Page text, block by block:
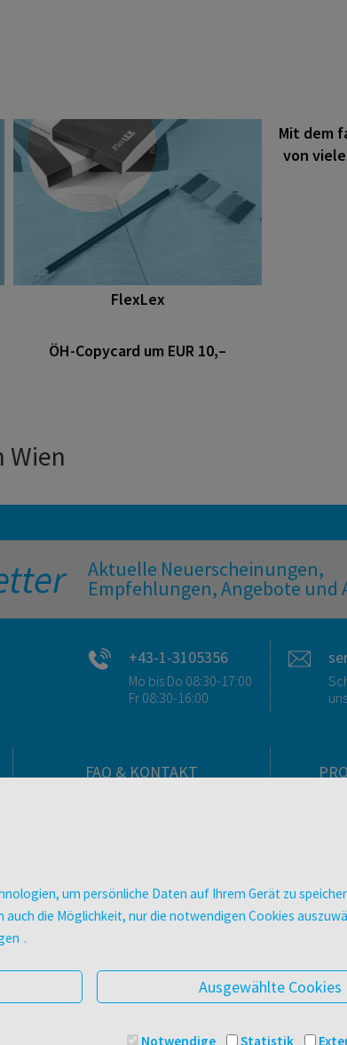
FlexLex
Mit dem
von
ÖH-Copycard um EUR 10,–
Wien
Aktuelle Neuerscheinungen,
Empfehlungen, Angebote und
+43-1-3105356
Mo bis Do 08:30-17:00
Fr 08:30-16:00
FAQ & KONTAKT
Ansprechpartner:innen
So finden Sie uns
um persönliche Daten auf Ihrem Gerät zu
auch die Möglichkeit, nur die notwendigen Cookies
.
Ausgewählte Cookies
Notwendige Statistik